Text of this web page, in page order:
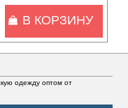
В КОРЗИНУ
одежду оптом от